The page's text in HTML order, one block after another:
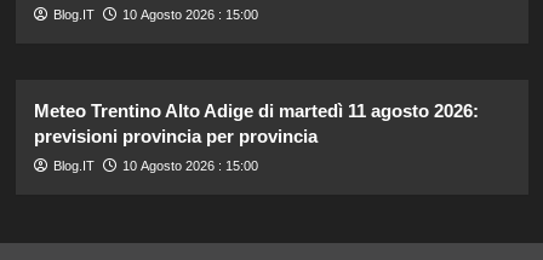
Blog.IT 10 Agosto 2026 : 15:00
Meteo Trentino Alto Adige di martedì 11 agosto 2026:
previsioni provincia per provincia
Blog.IT 10 Agosto 2026 : 15:00